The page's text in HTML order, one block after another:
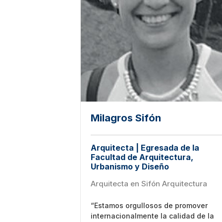
Milagros Sifón
Arquitecta | Egresada de la
Facultad de Arquitectura,
Urbanismo y Diseño
Arquitecta en Sifón Arquitectura
“Estamos orgullosos de promover
internacionalmente la calidad de la